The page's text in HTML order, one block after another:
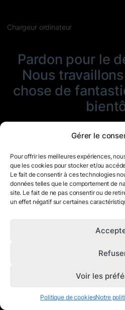
Gérer le
Pour offrir les meilleures expériences,
que les cookies pour stocker et/ou
Le fait de consentir à ces technologies
données telles que le comportement de
site. Le fait de ne pas consentir ou de
un effet négatif sur certaines
Voir les
Politique de cookiesNotre
Chargeur ordinateur
Pardon pour le
Nous
chose de